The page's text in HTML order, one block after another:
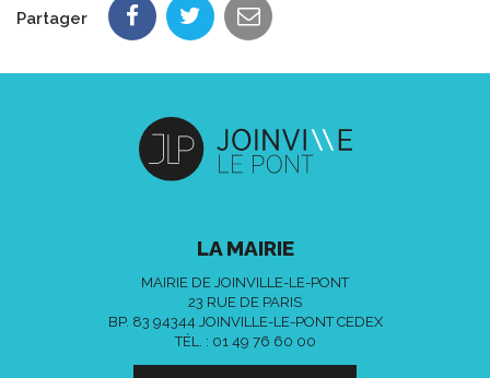
Partager
LA MAIRIE
MAIRIE DE JOINVILLE-LE-PONT
23 RUE DE PARIS
BP. 83 94344 JOINVILLE-LE-PONT CEDEX
TÉL. : 01 49 76 60 00